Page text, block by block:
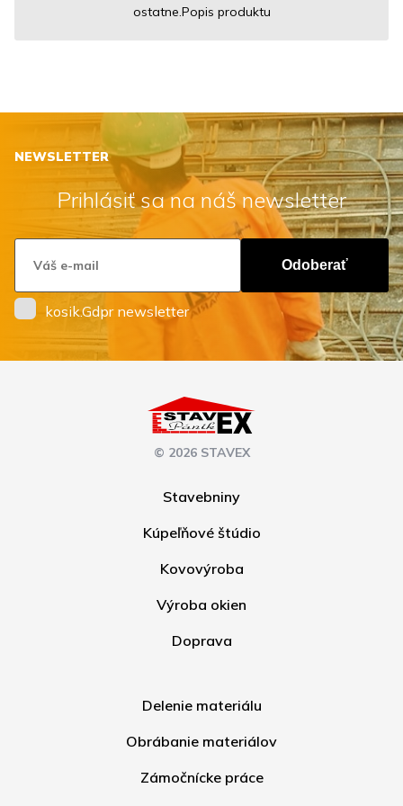
ostatne.Popis produktu
NEWSLETTER
Prihlásiť sa na náš newsletter
Odoberať
kosik.Gdpr newsletter
© 2026 STAVEX
Stavebniny
Kúpeľňové štúdio
Kovovýroba
Výroba okien
Doprava
Delenie materiálu
Obrábanie materiálov
Zámočnícke práce